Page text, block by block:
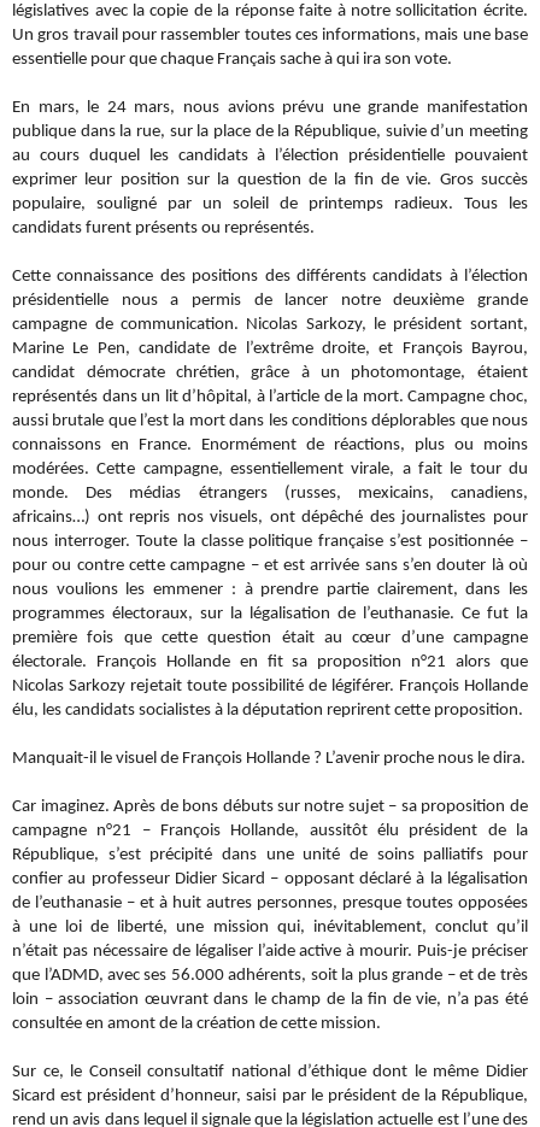
législatives avec la copie de la réponse faite à notre sollicitation écrite.
Un gros travail pour rassembler toutes ces informations, mais une base
essentielle pour que chaque Français sache à qui ira son vote.
En mars, le 24 mars, nous avions prévu une grande manifestation
publique dans la rue, sur la place de la République, suivie d’un meeting
au cours duquel les candidats à l’élection présidentielle pouvaient
exprimer leur position sur la question de la fin de vie. Gros succès
populaire, souligné par un soleil de printemps radieux. Tous les
candidats furent présents ou représentés.
Cette connaissance des positions des différents candidats à l’élection
présidentielle nous a permis de lancer notre deuxième grande
campagne de communication. Nicolas Sarkozy, le président sortant,
Marine Le Pen, candidate de l’extrême droite, et François Bayrou,
candidat démocrate chrétien, grâce à un photomontage, étaient
représentés dans un lit d’hôpital, à l’article de la mort. Campagne choc,
aussi brutale que l’est la mort dans les conditions déplorables que nous
connaissons en France. Enormément de réactions, plus ou moins
modérées. Cette campagne, essentiellement virale, a fait le tour du
monde. Des médias étrangers (russes, mexicains, canadiens,
africains…) ont repris nos visuels, ont dépêché des journalistes pour
nous interroger. Toute la classe politique française s’est positionnée –
pour ou contre cette campagne – et est arrivée sans s’en douter là où
nous voulions les emmener : à prendre partie clairement, dans les
programmes électoraux, sur la légalisation de l’euthanasie. Ce fut la
première fois que cette question était au cœur d’une campagne
électorale. François Hollande en fit sa proposition n°21 alors que
Nicolas Sarkozy rejetait toute possibilité de légiférer. François Hollande
élu, les candidats socialistes à la députation reprirent cette proposition.
Manquait-il le visuel de François Hollande ? L’avenir proche nous le dira.
Car imaginez. Après de bons débuts sur notre sujet – sa proposition de
campagne n°21 – François Hollande, aussitôt élu président de la
République, s’est précipité dans une unité de soins palliatifs pour
confier au professeur Didier Sicard – opposant déclaré à la légalisation
de l’euthanasie – et à huit autres personnes, presque toutes opposées
à une loi de liberté, une mission qui, inévitablement, conclut qu’il
n’était pas nécessaire de légaliser l’aide active à mourir. Puis-je préciser
que l’ADMD, avec ses 56.000 adhérents, soit la plus grande – et de très
loin – association œuvrant dans le champ de la fin de vie, n’a pas été
consultée en amont de la création de cette mission.
Sur ce, le Conseil consultatif national d’éthique dont le même Didier
Sicard est président d’honneur, saisi par le président de la République,
rend un avis dans lequel il signale que la législation actuelle est l’une des